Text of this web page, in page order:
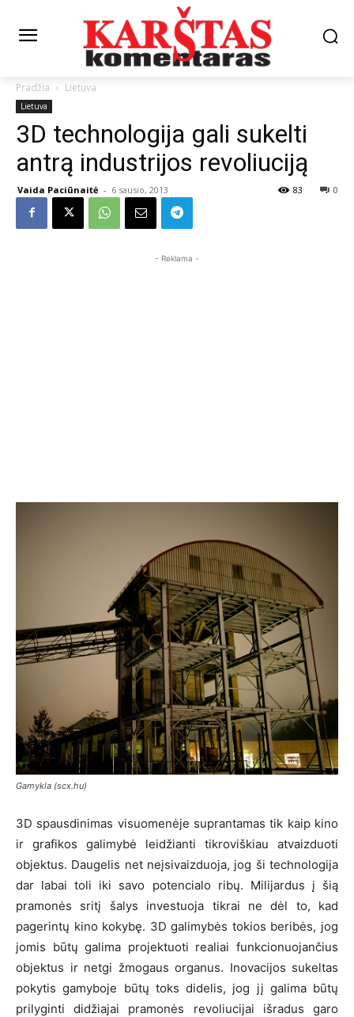
Pradžia Lietuva
Lietuva
3D technologija gali sukelti
antrą industrijos revoliuciją
Vaida Paciūnaitė - 6 sausio, 2013 0
83
- Reklama -
Gamykla (scx.hu)
3D spausdinimas visuomenėje suprantamas tik kaip kino
ir grafikos galimybė leidžianti tikroviškiau atvaizduoti
objektus. Daugelis net neįsivaizduoja, jog ši technologija
dar labai toli iki savo potencialo ribų. Milijardus į šią
pramonės sritį šalys investuoja tikrai ne dėl to, kad
pagerintų kino kokybę. 3D galimybės tokios beribės, jog
jomis būtų galima projektuoti realiai funkcionuojančius
objektus ir netgi žmogaus organus. Inovacijos sukeltas
pokytis gamyboje būtų toks didelis, jog jį galima būtų
prilyginti didžiajai pramonės revoliucijai išradus garo